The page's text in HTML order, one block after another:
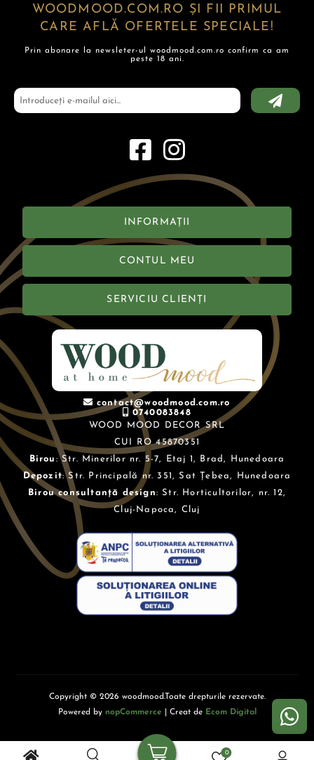
0
WOODMOOD.COM.RO ȘI FII PRIMUL
CARE AFLĂ OFERTELE SPECIALE!
Prin abonare la newsleter-ul woodmood.com.ro confirm ca am
peste 18 ani.
INFORMAȚII
CONTUL MEU
SERVICIU CLIENȚI
contact@woodmood.com.ro
0740083848
WOOD MOOD DECOR SRL
CUI RO 45870351
Birou : Str. Minerilor nr. 5-7, Etaj 1, Brad, Hunedoara
Depozit: Str. Principală nr. 351, Sat Țebea, Hunedoara
Birou consultanță design: Str. Horticultorilor, nr. 12,
Cluj-Napoca, Cluj
Copyright © 2026 woodmood.Toate drepturile rezervate.
Powered by nopCommerce | Creat de Ecom Digital